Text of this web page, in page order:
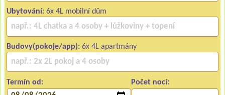
Ubytování: 6x 4L mobilní dům
Budovy(pokoje/app): 6x 4L apartmány
Termín od: Počet nocí: